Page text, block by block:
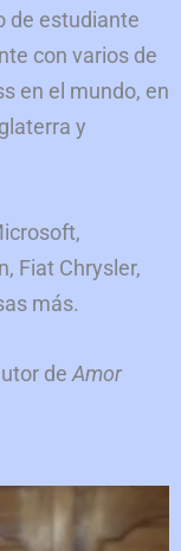
de estudiante
con varios de
en el mundo, en
y
Fiat Chrysler,
más.
de Amor